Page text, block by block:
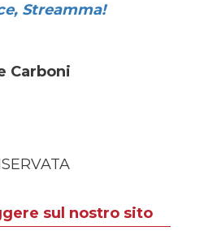
Streamma!
Carboni
sul nostro sito